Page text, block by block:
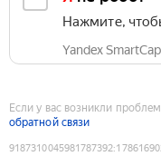
Нажмите,
Yandex
Если у вас возникли
обратной связи
9187310045981787392: